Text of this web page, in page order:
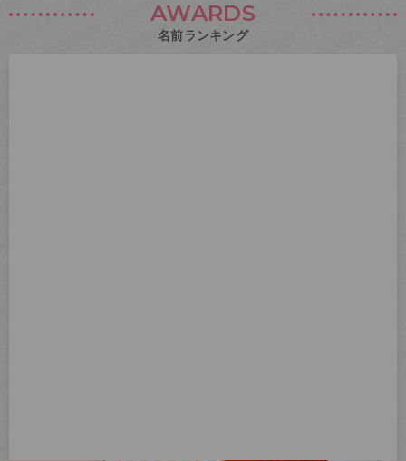
AWARDS
名前ランキング